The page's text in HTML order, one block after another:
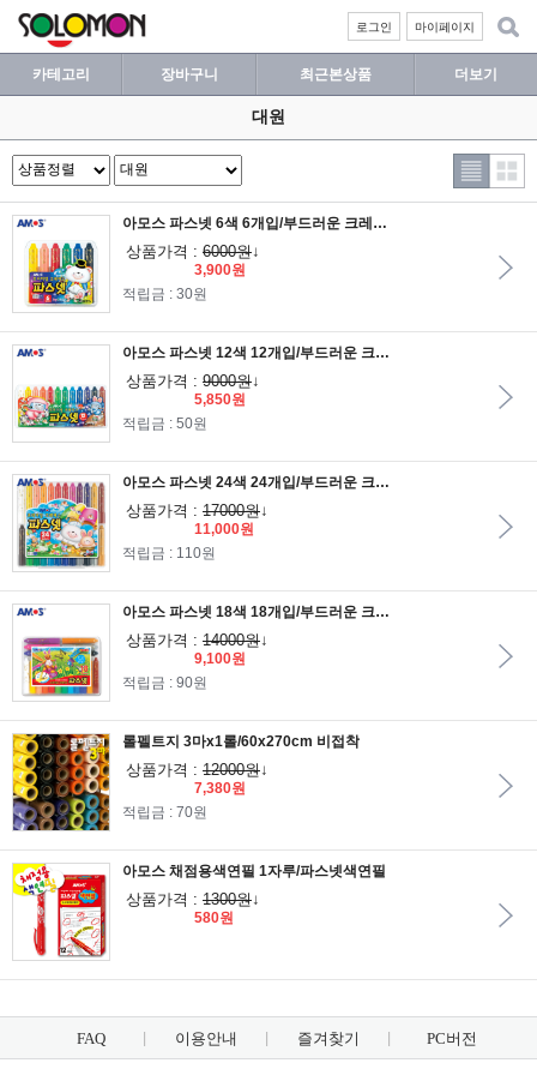
마이페이지
로그인
카테고리 장바구니 최근본상품 더보기
대원
아모스 파스넷 6색 6개입/부드러운 크레파스
상품가격 : 6000원↓
3,900원
적립금 : 30원
아모스 파스넷 12색 12개입/부드러운 크레파스
상품가격 : 9000원↓
5,850원
적립금 : 50원
아모스 파스넷 24색 24개입/부드러운 크레파스
상품가격 : 17000원↓
11,000원
적립금 : 110원
아모스 파스넷 18색 18개입/부드러운 크레파스
상품가격 : 14000원↓
9,100원
적립금 : 90원
롤펠트지 3마x1롤/60x270cm 비접착
상품가격 : 12000원↓
7,380원
적립금 : 70원
아모스 채점용색연필 1자루/파스넷색연필
상품가격 : 1300원↓
580원
FAQ 이용안내 즐겨찾기 PC버전